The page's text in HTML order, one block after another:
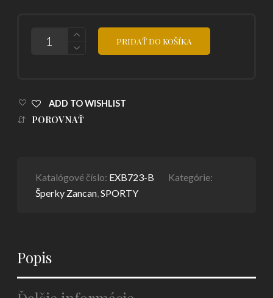
PRIDAŤ DO KOŠÍKA
ADD TO WISHLIST
POROVNAŤ
Katalógové číslo: EXB723-B
Kategórie:
Šperky Zancan ,SPORTY
Popis